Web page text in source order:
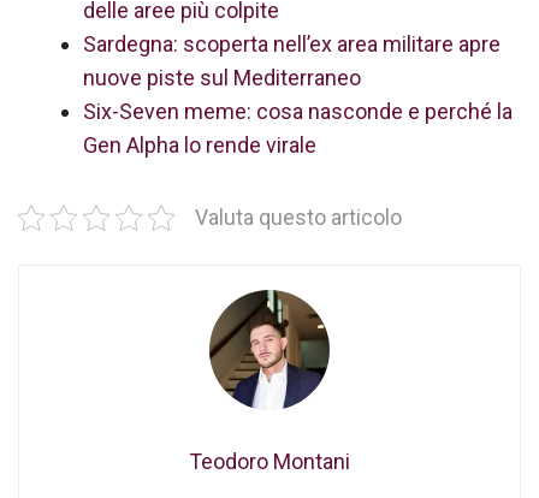
delle aree più colpite
Sardegna: scoperta nell’ex area militare apre
nuove piste sul Mediterraneo
Six-Seven meme: cosa nasconde e perché la
Gen Alpha lo rende virale
Valuta questo articolo
Teodoro Montani